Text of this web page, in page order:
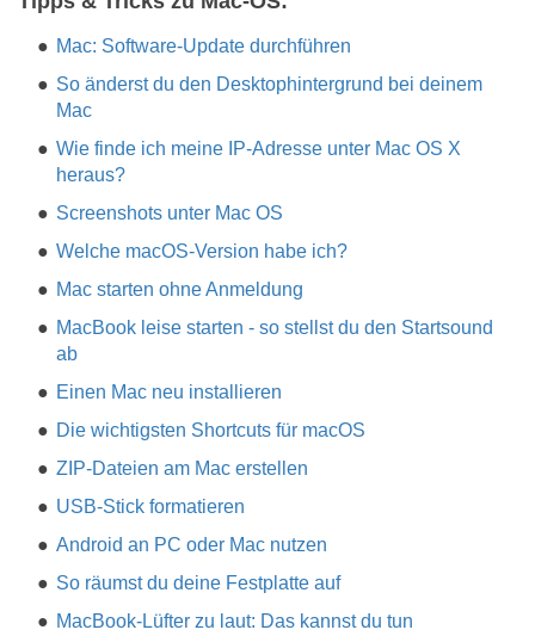
Mac: Software-Update durchführen
So änderst du den Desktophintergrund bei deinem
Mac
Wie finde ich meine IP-Adresse unter Mac OS X
heraus?
Screenshots unter Mac OS
Welche macOS-Version habe ich?
Mac starten ohne Anmeldung
MacBook leise starten - so stellst du den Startsound
ab
Einen Mac neu installieren
Die wichtigsten Shortcuts für macOS
ZIP-Dateien am Mac erstellen
USB-Stick formatieren
Android an PC oder Mac nutzen
So räumst du deine Festplatte auf
MacBook-Lüfter zu laut: Das kannst du tun